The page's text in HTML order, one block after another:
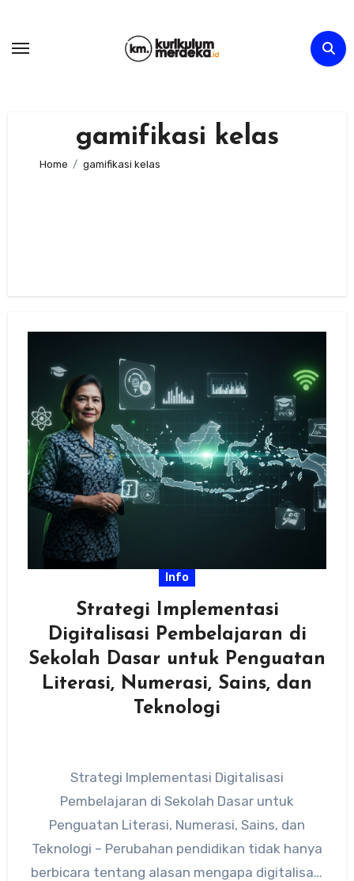
content
gamifikasi kelas
Home gamifikasi kelas
Info
Strategi Implementasi
Digitalisasi Pembelajaran di
Sekolah Dasar untuk Penguatan
Literasi, Numerasi, Sains, dan
Teknologi
Strategi Implementasi Digitalisasi
Pembelajaran di Sekolah Dasar untuk
Penguatan Literasi, Numerasi, Sains, dan
Teknologi – Perubahan pendidikan tidak hanya
berbicara tentang alasan mengapa digitalisasi